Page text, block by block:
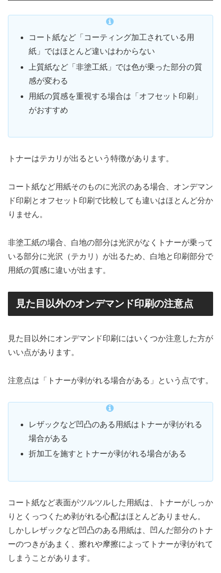
コート紙など「コーティング加工されている用
紙」ではほとんど違いはわからない
上質紙など「非塗工紙」では色が乗った部分の質
感が変わる
用紙の質感を重視する場合は「オフセット印刷」
がおすすめ
トナーはテカリが出るという特徴があります。
コート紙など用紙そのものに光沢のある場合、オンデマン
ド印刷とオフセット印刷で比較しても違いはほとんど分か
りません。
非塗工紙の場合、白地の部分は光沢がなくトナーが乗って
いる部分に光沢（テカリ）が出るため、白地と印刷部分で
用紙の質感に違いが出ます。
見た目以外のオンデマンド印刷の注意点
見た目以外にオンデマンド印刷にはいくつか注意した方が
いい点があります。
注意点は「トナーが剥がれる場合がある」という点です。
レザックなど凹凸のある用紙はトナーが剥がれる
場合がある
折加工を施すとトナーが剥がれる場合がある
コート紙など表面がツルツルした用紙は、トナーがしっか
りとくっつくため剥がれる心配はほとんどありません。
しかしレザックなど凹凸のある用紙は、凹んだ部分のトナ
ーのつきがあまく、擦れや摩擦によってトナーが剥がれて
しまうことがあります。